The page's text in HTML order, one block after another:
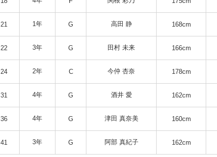
21 1年 G 高田 静 168cm
22 3年 G 田村 未来 166cm
24 2年 C 今仲 杏奈 178cm
31 4年 G 酒井 愛 162cm
36 4年 G 津田 真奈美 160cm
41 3年 G 阿部 真紀子 162cm